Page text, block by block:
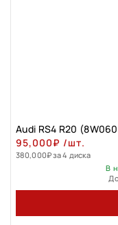
Audi RS4 R20
95,000₽ /шт.
380,000₽за 4 диска
В